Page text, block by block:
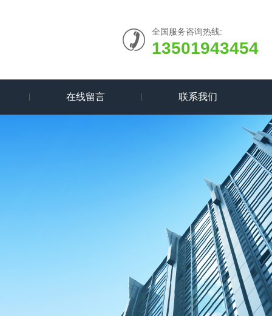
全国服务咨询热线:
13501943454
在线留言 联系我们